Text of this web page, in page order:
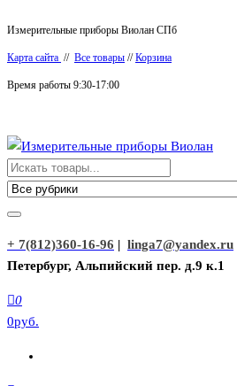
к
содержимому
Измерительные приборы Виолан СПб
Карта сайта // Все товары //Корзина
Время работы 9:30-17:00
Измерительные приборы Виолан
+ 7(812)360-16-96 | linga7@yandex.ru
Петербург, Альпийский пер. д.9 к.1
0
0руб.